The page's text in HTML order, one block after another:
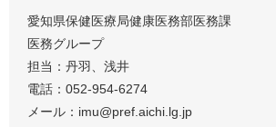
愛知県保健医療局健康医務部医務課
医務グループ
担当：丹羽、浅井
電話：052-954-6274
メール：imu@pref.aichi.lg.jp